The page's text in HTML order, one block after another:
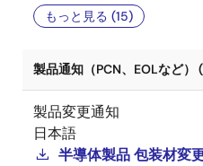
もっと見る (15)
製品通知（PCN、EOLなど）
製品変更通知
日本語
半導体製品 包装材変